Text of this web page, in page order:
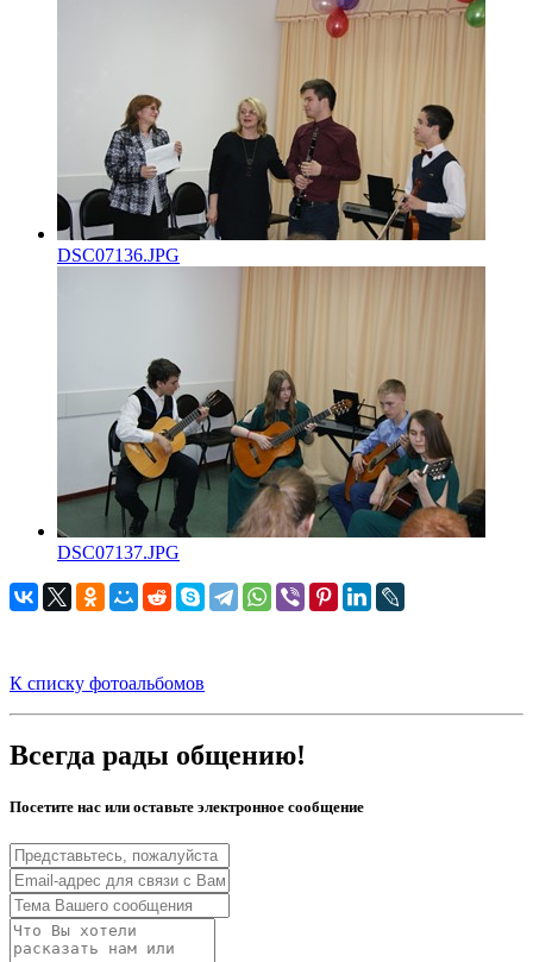
DSC07136.JPG
DSC07137.JPG
К списку фотоальбомов
Всегда рады общению!
Посетите нас или оставьте электронное сообщение